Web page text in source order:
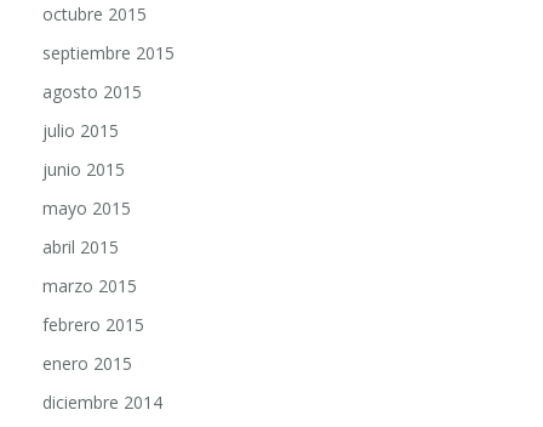
septiembre 2015
agosto 2015
julio 2015
junio 2015
mayo 2015
abril 2015
marzo 2015
febrero 2015
enero 2015
diciembre 2014
noviembre 2014